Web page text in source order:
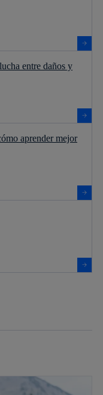
entre daños y
aprender mejor